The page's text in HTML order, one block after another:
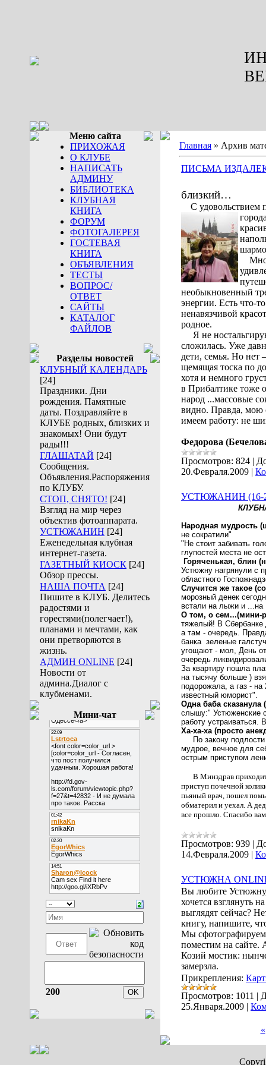
Меню сайта
ПРИХОЖАЯ
О КЛУБЕ
НАПИСАТЬ
АДМИНУ
БИБЛИОТЕКА
КЛУБНАЯ
КНИГА
ФОРУМ
ФОТОГАЛЕРЕЯ
ГОСТЕВАЯ
КНИГА
ОБЪЯВЛЕНИЯ
ТЕСТЫ
ВОПРОС/
ОТВЕТ
САЙТЫ
КАТАЛОГ
ФАЙЛОВ
Разделы новостей
КЛУБНЫЙ КАЛЕНДАРЬ
[24]
Праздники. Дни
рождения. Памятные
даты. Поздравляйте в
КЛУБЕ родных, близких и
знакомых! Они будут
рады!!!
ГЛАШАТАЙ [24]
Сообщения.
Объявления.Распоряжения
по КЛУБУ.
СТОП, СНЯТО! [24]
Взгляд на мир через
объектив фотоаппарата.
УСТЮЖАНИН [24]
Еженедельная клубная
интернет-газета.
ГАЗЕТНЫЙ КИОСК [24]
Обзор прессы.
НАША ПОЧТА [24]
Пишите в КЛУБ. Делитесь
радостями и
горестями(полегчает!),
планами и мечтами, как
они претворяются в
жизнь.
АДМИН ONLINE [24]
Новости от
админа.Диалог с
клубменами.
Мини-чат
200
Главная » Архив
ПИСЬМА
близкий…
С удовольствием
необыкновенный
энергии. Есть что-
ненавязчивой
родное.
Я не
сложилась. Уже
дети, семья. Но нет
щемящая тоска по
хотя и немного
в Прибалтике тоже
народ ...массовые
видно. Правда, мою
имеем работу: не
Федорова
Просмотров: 824 |
20.Февраля.2009 |
УСТЮЖАНИН (16-
Народная мудрость
не сократили"
"Не стоит забивать
глупостей места не
Горяченькая, блин
Устюжну нагрянули с
областного
Случится же такое
морозный денек
встали на лыжи и
О том, о сем...(мини-
тяжелый! В Сбербанке
а там - очередь.
банка зеленые
угощают - мол, День
очередь
За квартиру пошла
на тысячу больше )
подорожала, а газ - на
известный юморист".
Одна баба сказанула
слышу:" Устюженские
работу устраиваться.
Ха-ха-ха (просто
По закону подлости
мудрое, вечное для
острым приступом
В Минздрав
приступ почечной
пьяный врач, пошел
обматерил и уехал. А
все прошло. Спасибо
Просмотров: 939 |
14.Февраля.2009 |
УСТЮЖНА
Вы любите Устюжну,
хочется взглянуть
выглядят сейчас?
книгу, напишите,
Мы
поместим на сайте.
Козий мостик:
замерзла.
Прикрепления:
Просмотров: 1011 |
25.Января.2009 |
«